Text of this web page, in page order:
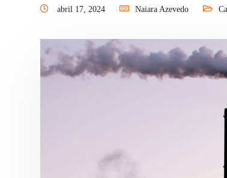
abril 17, 2024 Naiara Azevedo